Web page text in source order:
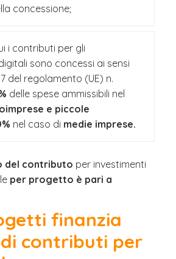
concessione;
i contributi per gli
sono concessi ai sensi
del regolamento (UE) n.
delle spese ammissibili nel
e piccole
nel caso di medie imprese.
del contributo per investimenti
per progetto è pari a
finanzia
contributi per